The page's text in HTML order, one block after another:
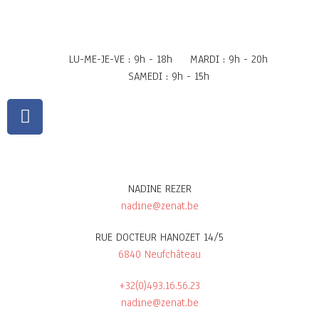
LU-ME-JE-VE : 9h - 18h
MARDI : 9h - 20h
SAMEDI : 9h - 15h
NADINE REZER
nadine@zenat.be
RUE DOCTEUR HANOZET 14/5
6840 Neufchâteau
+32(0)493.16.56.23
nadine@zenat.be